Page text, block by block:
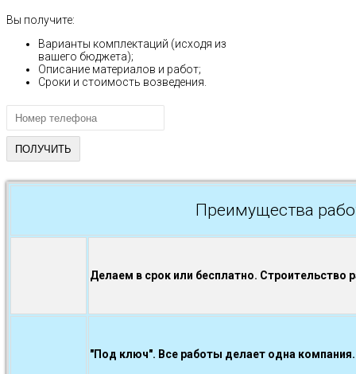
Вы получите:
Варианты комплектаций (исходя из
вашего бюджета);
Описание материалов и работ;
Сроки и стоимость возведения.
Преимущества
Делаем в срок или бесплатно. Строительство
"Под ключ". Все работы делает одна компания.